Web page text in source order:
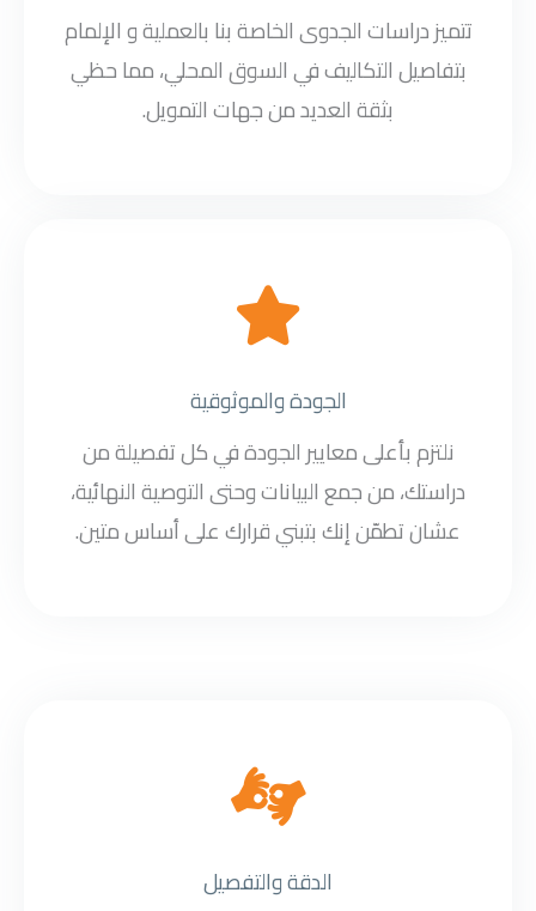
تتميز دراسات الجدوى الخاصة بنا بالعملية و الإلمام
بتفاصيل التكاليف في السوق المحلي، مما حظي
بثقة العديد من جهات التمويل.
الجودة والموثوقية
نلتزم بأعلى معايير الجودة في كل تفصيلة من
دراستك، من جمع البيانات وحتى التوصية النهائية،
عشان تطمّن إنك بتبني قرارك على أساس متين.
الدقة والتفصيل